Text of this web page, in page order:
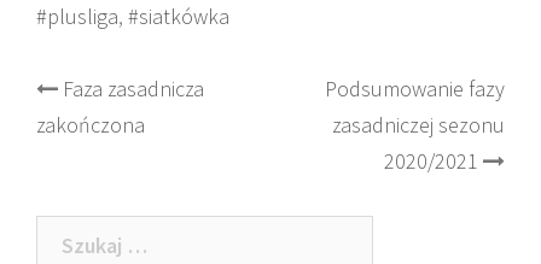
#plusliga, #siatkówka
Post
navigation
Faza zasadnicza
zakończona
Podsumowanie fazy
zasadniczej sezonu
2020/2021
Szukaj: